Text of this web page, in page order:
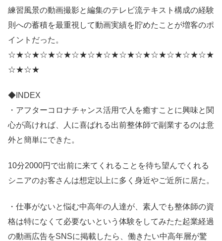
練習風景の動画撮影と編集のテレビ流テキスト構成の経験
則への蓄積を最重視して動画実績を貯めたことが増客のポ
イントだった。
☆★☆★☆★☆★☆★☆★☆★☆★☆★☆★☆★☆★☆★
☆★☆★
◆INDEX
・アフターコロナチャンス活用で人を癒すことに興味と関
心が高ければ、人に喜ばれる出前整体師で副業するのは意
外と簡単にできた。
10分2000円で出前に来てくれることを待ち望んでくれる
シニアのお客さんは想定以上に多く身近やご近所に居た。
・仕事がないと悩む中高年の人達が、素人でも整体師の資
格は特になくて必要ないという体験をしてみたた起業経過
の動画広告をSNSに掲載したら、働きたい中高年層が驚